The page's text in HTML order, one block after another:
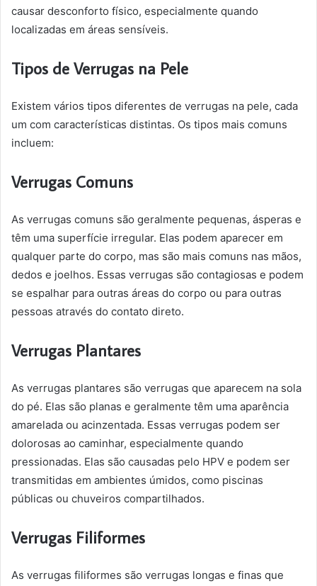
causar desconforto físico, especialmente quando
localizadas em áreas sensíveis.
Tipos de Verrugas na Pele
Existem vários tipos diferentes de verrugas na pele, cada
um com características distintas. Os tipos mais comuns
incluem:
Verrugas Comuns
As verrugas comuns são geralmente pequenas, ásperas e
têm uma superfície irregular. Elas podem aparecer em
qualquer parte do corpo, mas são mais comuns nas mãos,
dedos e joelhos. Essas verrugas são contagiosas e podem
se espalhar para outras áreas do corpo ou para outras
pessoas através do contato direto.
Verrugas Plantares
As verrugas plantares são verrugas que aparecem na sola
do pé. Elas são planas e geralmente têm uma aparência
amarelada ou acinzentada. Essas verrugas podem ser
dolorosas ao caminhar, especialmente quando
pressionadas. Elas são causadas pelo HPV e podem ser
transmitidas em ambientes úmidos, como piscinas
públicas ou chuveiros compartilhados.
Verrugas Filiformes
As verrugas filiformes são verrugas longas e finas que